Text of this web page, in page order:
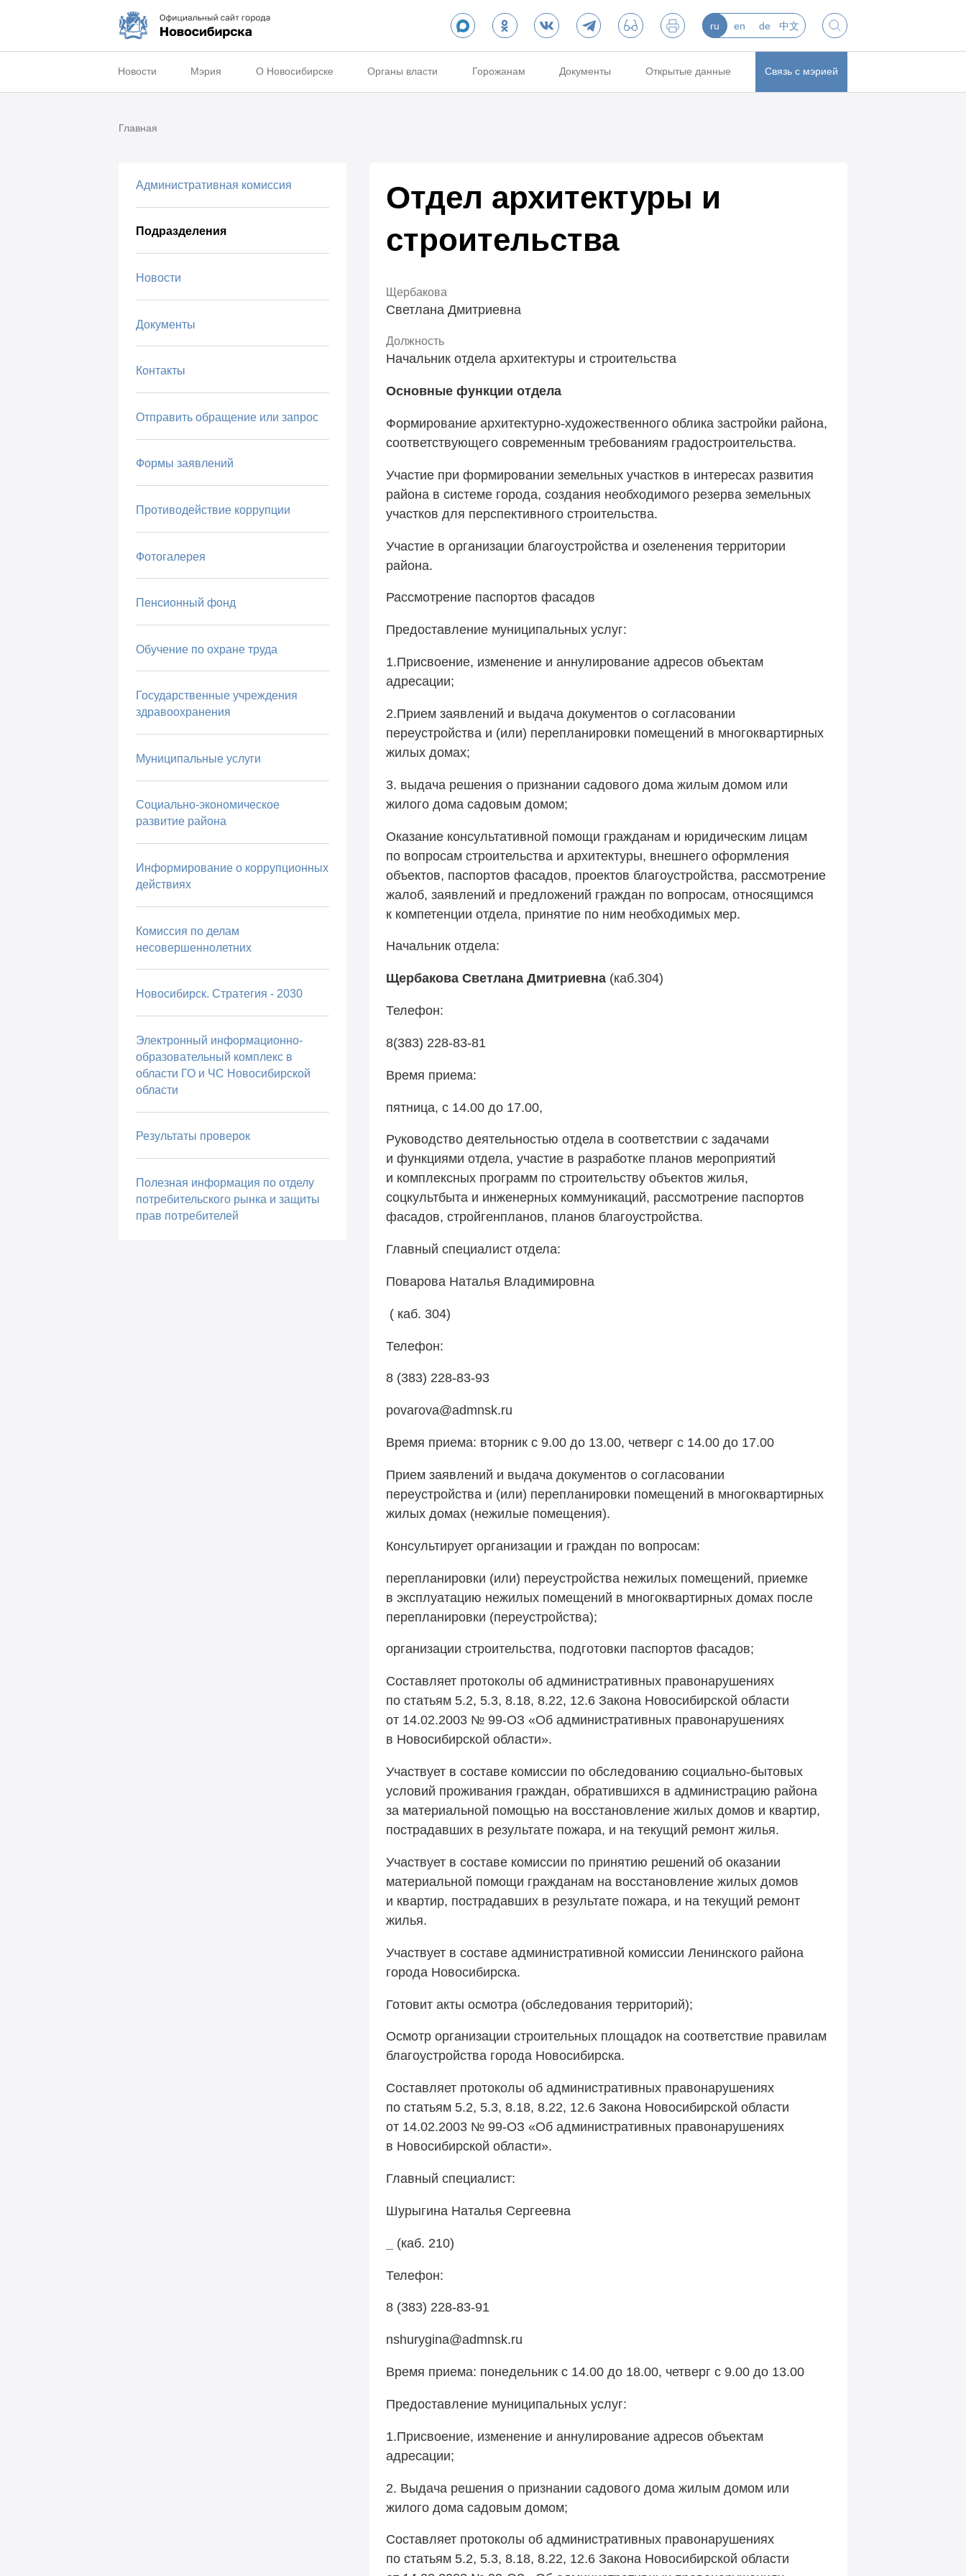
ru en de 中文
Новости Мэрия О Новосибирске Органы власти Горожанам Документы Открытые данные Связь с мэрией
Главная
Административная комиссия
Подразделения
Новости
Документы
Контакты
Отправить обращение или запрос
Формы заявлений
Противодействие коррупции
Фотогалерея
Пенсионный фонд
Обучение по охране труда
Государственные учреждения
здравоохранения
Муниципальные услуги
Социально-экономическое
развитие района
Информирование о коррупционных
действиях
Комиссия по делам
несовершеннолетних
Новосибирск. Стратегия - 2030
Электронный информационно-
образовательный комплекс в
области ГО и ЧС Новосибирской
области
Результаты проверок
Полезная информация по отделу
потребительского рынка и защиты
прав потребителей
Отдел архитектуры и
строительства
Щербакова
Светлана Дмитриевна
Должность
Начальник отдела архитектуры и строительства
Основные функции отдела
Формирование архитектурно-художественного облика застройки района,
соответствующего современным требованиям градостроительства.
Участие при формировании земельных участков в интересах развития
района в системе города, создания необходимого резерва земельных
участков для перспективного строительства.
Участие в организации благоустройства и озеленения территории
района.
Рассмотрение паспортов фасадов
Предоставление муниципальных услуг:
1.Присвоение, изменение и аннулирование адресов объектам
адресации;
2.Прием заявлений и выдача документов о согласовании
переустройства и (или) перепланировки помещений в многоквартирных
жилых домах;
3. выдача решения о признании садового дома жилым домом или
жилого дома садовым домом;
Оказание консультативной помощи гражданам и юридическим лицам
по вопросам строительства и архитектуры, внешнего оформления
объектов, паспортов фасадов, проектов благоустройства, рассмотрение
жалоб, заявлений и предложений граждан по вопросам, относящимся
к компетенции отдела, принятие по ним необходимых мер.
Начальник отдела:
Щербакова Светлана Дмитриевна (каб.304)
Телефон:
8(383) 228-83-81
Время приема:
пятница, с 14.00 до 17.00,
Руководство деятельностью отдела в соответствии с задачами
и функциями отдела, участие в разработке планов мероприятий
и комплексных программ по строительству объектов жилья,
соцкультбыта и инженерных коммуникаций, рассмотрение паспортов
фасадов, стройгенпланов, планов благоустройства.
Главный специалист отдела:
Поварова Наталья Владимировна
( каб. 304)
Телефон:
8 (383) 228-83-93
povarova@admnsk.ru
Время приема: вторник с 9.00 до 13.00, четверг с 14.00 до 17.00
Прием заявлений и выдача документов о согласовании
переустройства и (или) перепланировки помещений в многоквартирных
жилых домах (нежилые помещения).
Консультирует организации и граждан по вопросам:
перепланировки (или) переустройства нежилых помещений, приемке
в эксплуатацию нежилых помещений в многоквартирных домах после
перепланировки (переустройства);
организации строительства, подготовки паспортов фасадов;
Составляет протоколы об административных правонарушениях
по статьям 5.2, 5.3, 8.18, 8.22, 12.6 Закона Новосибирской области
от 14.02.2003 №99-ОЗ «Об административных правонарушениях
в Новосибирской области».
Участвует в составе комиссии по обследованию социально-бытовых
условий проживания граждан, обратившихся в администрацию района
за материальной помощью на восстановление жилых домов и квартир,
пострадавших в результате пожара, и на текущий ремонт жилья.
Участвует в составе комиссии по принятию решений об оказании
материальной помощи гражданам на восстановление жилых домов
и квартир, пострадавших в результате пожара, и на текущий ремонт
жилья.
Участвует в составе административной комиссии Ленинского района
города Новосибирска.
Готовит акты осмотра (обследования территорий);
Осмотр организации строительных площадок на соответствие правилам
благоустройства города Новосибирска.
Составляет протоколы об административных правонарушениях
по статьям 5.2, 5.3, 8.18, 8.22, 12.6 Закона Новосибирской области
от 14.02.2003 №99-ОЗ «Об административных правонарушениях
в Новосибирской области».
Главный специалист:
Шурыгина Наталья Сергеевна
(каб. 210)
Телефон:
8 (383) 228-83-91
nshurygina@admnsk.ru
Время приема: понедельник с 14.00 до 18.00, четверг с 9.00 до 13.00
Предоставление муниципальных услуг:
1.Присвоение, изменение и аннулирование адресов объектам
адресации;
2. Выдача решения о признании садового дома жилым домом или
жилого дома садовым домом;
Составляет протоколы об административных правонарушениях
по статьям 5.2, 5.3, 8.18, 8.22, 12.6 Закона Новосибирской области